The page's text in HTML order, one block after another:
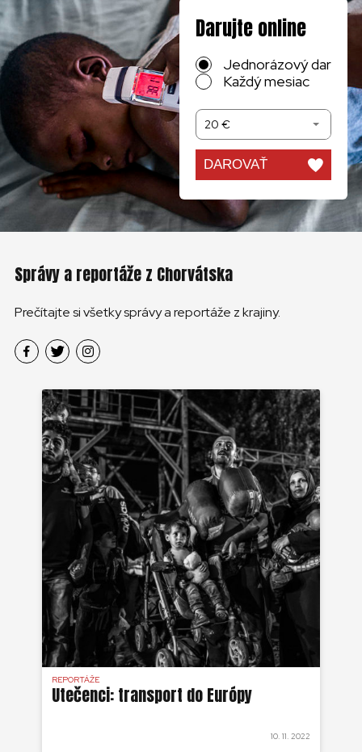
Darujte online
Jednorázový dar
Každý mesiac
20 €
DAROVAŤ
Správy a reportáže z Chorvátska
Prečítajte si všetky správy a reportáže z krajiny.
REPORTÁŽE
Utečenci: transport do Európy
10. 11. 2022